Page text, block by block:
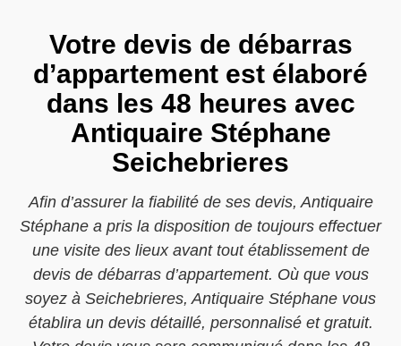
Votre devis de débarras
d’appartement est élaboré
dans les 48 heures avec
Antiquaire Stéphane
Seichebrieres
Afin d’assurer la fiabilité de ses devis, Antiquaire
Stéphane a pris la disposition de toujours effectuer
une visite des lieux avant tout établissement de
devis de débarras d’appartement. Où que vous
soyez à Seichebrieres, Antiquaire Stéphane vous
établira un devis détaillé, personnalisé et gratuit.